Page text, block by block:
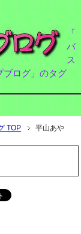
「
バ
ス
ブログ」のタグ
TOP 平山あや